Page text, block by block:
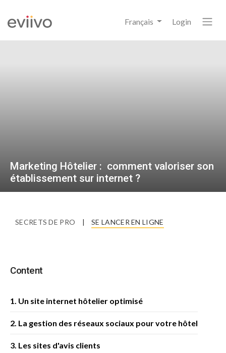
Français Login
Marketing Hôtelier : comment valoriser son
établissement sur internet ?
SECRETS DE PRO | SE LANCER EN LIGNE
Content
1. Un site internet hôtelier optimisé
2. La gestion des réseaux sociaux pour votre hôtel
3. Les sites d'avis clients